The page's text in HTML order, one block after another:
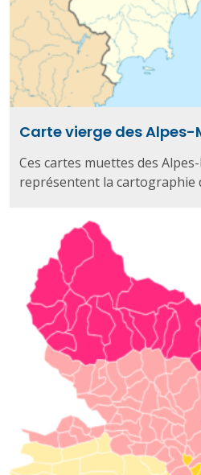
Carte vierge des
Ces cartes muettes des
représentent la cartographie